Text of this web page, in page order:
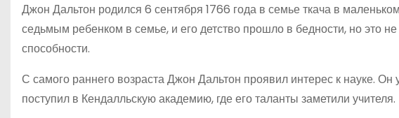
Джон Дальтон родился 6 сентября 1766 года в семье ткача в
седьмым ребенком в семье, и его детство прошло в бедности, но это
способности.
С самого раннего возраста Джон Дальтон проявил интерес к науке.
поступил в Кендалльскую академию, где его таланты заметили учителя.